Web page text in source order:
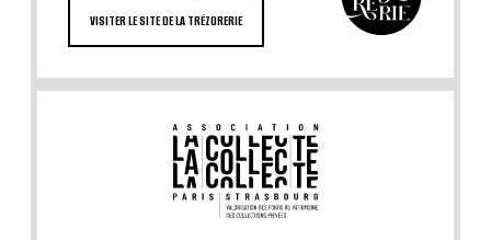
VISITER LE SITE DE LA TRÉZORERIE